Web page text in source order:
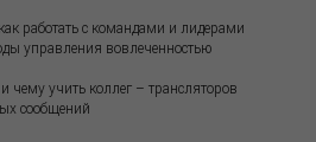
как работать с командами и лидерами
управления вовлеченностью
чему учить коллег – трансляторов
сообщений